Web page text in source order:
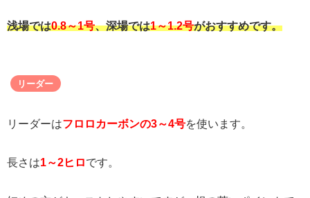
浅場では0.8～1号、深場では1～1.2号がおすすめです。
リーダー
リーダーはフロロカーボンの3～4号を使います。
長さは1～2ヒロです。